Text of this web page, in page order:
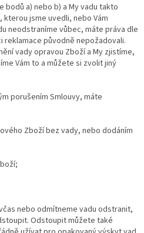
a) nebo b) a My vadu takto
jsme uvedli, nebo Vám
neodstraníme vůbec, máte práva dle
reklamace původně nepožadovali.
vady opravou Zboží a My zjistíme,
Vám to a můžete si zvolit jiný
porušením Smlouvy, máte
Zboží bez vady, nebo dodáním
nebo odmítneme vadu odstranit,
Odstoupit můžete také